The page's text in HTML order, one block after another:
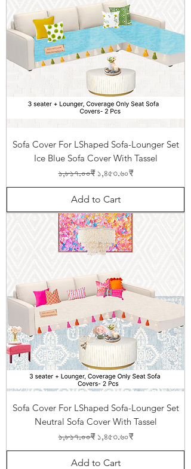
Sofa Cover For LShaped Sofa-Lounger Set
Ice Blue Sofa Cover With Tassel
Regular Price
১,৮১৭.০০₹ Sale Price
১,৪৫৩.৬০₹
Add to Cart
Sofa Cover For LShaped Sofa-Lounger Set
Neutral Sofa Cover With Tassel
Regular Price
১,৮১৭.০০₹ Sale Price
১,৪৫৩.৬০₹
Add to Cart